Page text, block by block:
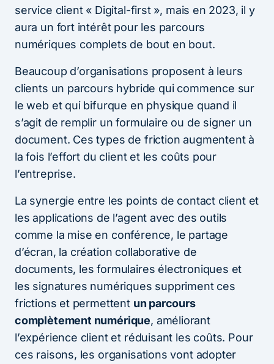
service client « Digital-first », mais en 2023, il y
aura un fort intérêt pour les parcours
numériques complets de bout en bout.
Beaucoup d’organisations proposent à leurs
clients un parcours hybride qui commence sur
le web et qui bifurque en physique quand il
s’agit de remplir un formulaire ou de signer un
document. Ces types de friction augmentent à
la fois l’effort du client et les coûts pour
l’entreprise.
La synergie entre les points de contact client et
les applications de l’agent avec des outils
comme la mise en conférence, le partage
d’écran, la création collaborative de
documents, les formulaires électroniques et
les signatures numériques suppriment ces
frictions et permettent un parcours
complètement numérique, améliorant
l’expérience client et réduisant les coûts. Pour
ces raisons, les organisations vont adopter